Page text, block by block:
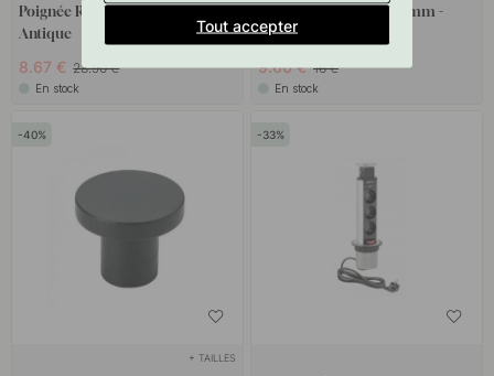
Poignée Rio - 256mm - Gris
Antique
8.67 € 28.90 €
En stock
Poignée Equester - 160mm -
Nickelée
9.60 € 16 €
En stock
40
+ TAILLES
33
Tout accepter